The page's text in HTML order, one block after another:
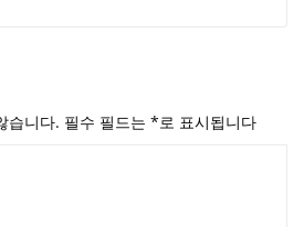
습니다. 필수 필드는 *로 표시됩니다